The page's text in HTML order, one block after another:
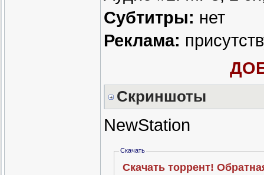
Субтитры: нет
Реклама:
Скриншоты
NewStation
Скачать
Скачать торрент!